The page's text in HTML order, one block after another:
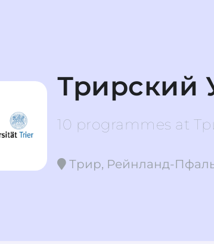
Трирский
10 programmes at
Трир, Рейнланд-